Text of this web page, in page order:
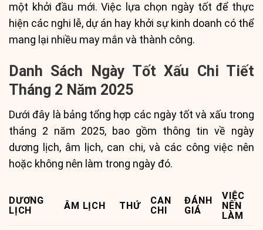
một khởi đầu mới. Việc lựa chọn ngày tốt để thực
hiện các nghi lễ, dự án hay khởi sự kinh doanh có thể
mang lại nhiều may mắn và thành công.
Danh Sách Ngày Tốt Xấu Chi Tiết
Tháng 2 Năm 2025
Dưới đây là bảng tổng hợp các ngày tốt và xấu trong
tháng 2 năm 2025, bao gồm thông tin về ngày
dương lịch, âm lịch, can chi, và các công việc nên
hoặc không nên làm trong ngày đó.
DƯƠNG
LỊCH
ÂM LỊCH THỨ
CAN
CHI
ĐÁNH
GIÁ
VIỆC
NÊN
LÀM